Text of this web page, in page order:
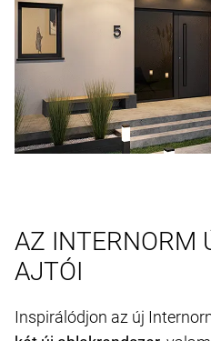
AZ INTERNORM
AJTÓI
Inspirálódjon az új